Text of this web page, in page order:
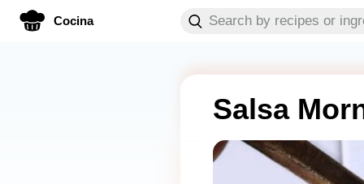
Cocina
Salsa